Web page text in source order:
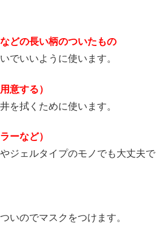
どの長い柄のついたもの
でいいように使います。
意する）
を拭くために使います。
ーなど）
ジェルタイプのモノでも大丈夫で
いのでマスクをつけます。